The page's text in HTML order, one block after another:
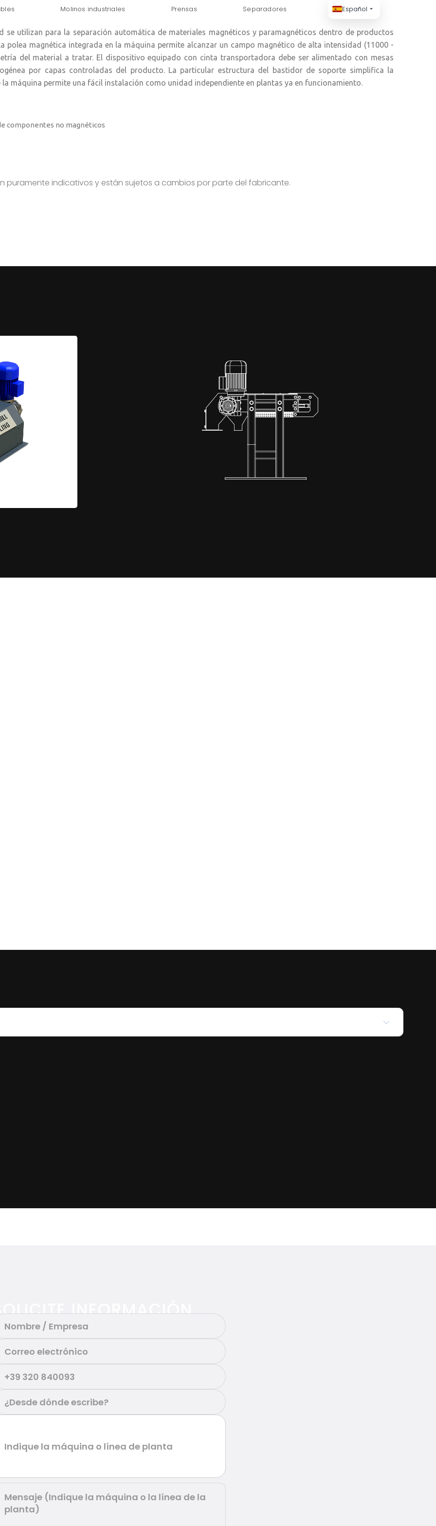
Molinos industriales Prensas Separadores Español
se utilizan para la separación automática de materiales magnéticos y paramagnéticos dentro de productos
polea magnética integrada en la máquina permite alcanzar un campo magnético de alta intensidad (11000 -
del material a tratar. El dispositivo equipado con cinta transportadora debe ser alimentado con mesas
por capas controladas del producto. La particular estructura del bastidor de soporte simplifica la
máquina permite una fácil instalación como unidad independiente en plantas ya en funcionamiento.
componentes no magnéticos
puramente indicativos y están sujetos a cambios por parte del fabricante.
INFORMACIÓN